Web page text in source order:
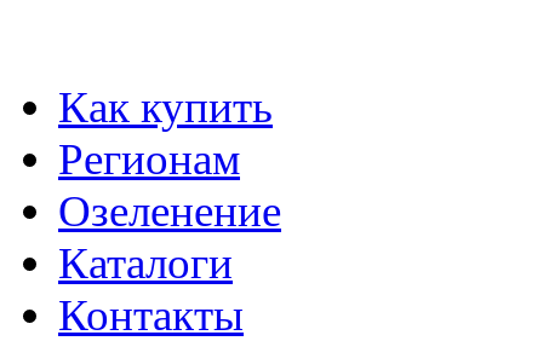
Как купить
Регионам
Озеленение
Каталоги
Контакты